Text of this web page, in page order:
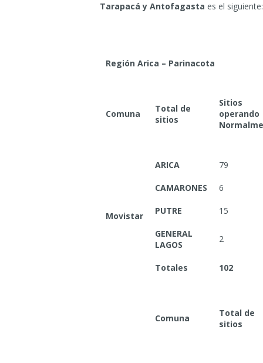
Tarapacá y Antofagasta es el siguiente:
Región Arica – Parinacota
Comuna
Total de
sitios
Sitios
operando
Movistar
ARICA 79
CAMARONES 6
PUTRE 15
GENERAL
LAGOS
2
Totales 102
Comuna
Total de
sitios